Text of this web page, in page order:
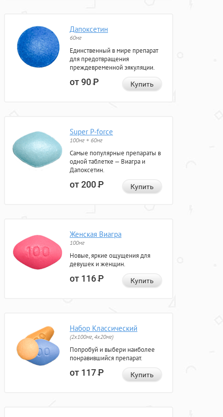
Дапоксетин
60мг
Единственный в мире препарат
для предотвращения
преждевременной эякуляции.
от 90Р Купить
Super P-force
100мг + 60мг
Самые популярные препараты в
одной таблетке — Виагра и
Дапоксетин.
от 200Р Купить
Женская Виагра
100мг
Новые, яркие ощущения для
девушек и женщин.
от 116Р Купить
Набор Классический
(2x100мг, 4x20мг)
Попробуй и выбери наиболее
понравившийся препарат.
от 117Р Купить